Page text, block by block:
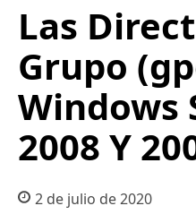
Las
Grupo
Windows
2008 Y
2 de julio de 2020